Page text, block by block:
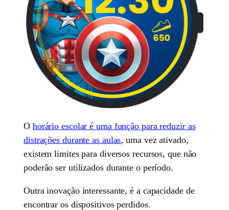
O horário escolar é uma função para reduzir as
distrações durante as aulas, uma vez ativado,
existem limites para diversos recursos, que não
poderão ser utilizados durante o período.
Outra inovação interessante, é a capacidade de
encontrar os dispositivos perdidos.